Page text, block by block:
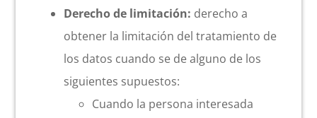
Derecho de limitación: derecho a
obtener la limitación del tratamiento de
los datos cuando se de alguno de los
siguientes supuestos:
Cuando la persona interesada